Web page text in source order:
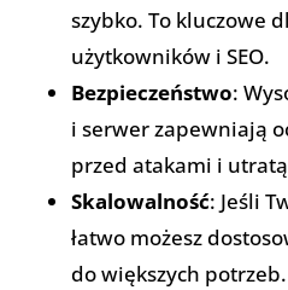
szybko. To kluczowe
użytkowników i SEO.
Bezpieczeństwo:
i serwer zapewniają
przed atakami i
Skalowalność: Jeśli
łatwo możesz
do większych potrzeb.